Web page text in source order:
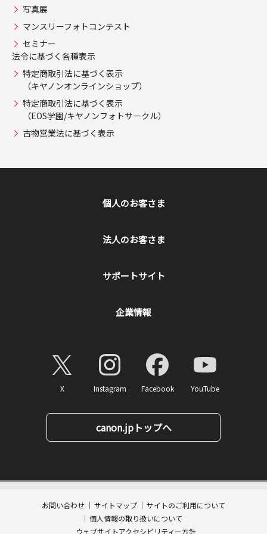
カートに入れる
写真展
マンスリーフォトコンテスト
セミナー
法令に基づく各種表示
特定商取引法に基づく表示
（キヤノンオンラインショップ）
特定商取引法に基づく表示
（EOS学園/キヤノンフォトサークル）
古物営業法に基づく表示
個人のお客さま
法人のお客さま
サポートサイト
企業情報
X Instagram Facebook YouTube
canon.jpトップへ
お問い合わせ サイトマップ
サイトのご利用について
個人情報の取り扱いについて
ウェブサイトアクセシビリティー方針